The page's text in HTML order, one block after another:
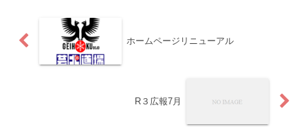
ホームページリニューアル
R３広報7月